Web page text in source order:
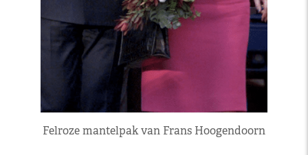
Felroze mantelpak van Frans Hoogendoorn